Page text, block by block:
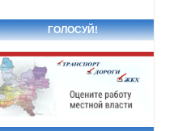
ГОЛОСУЙ!